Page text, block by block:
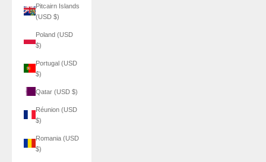
Pitcairn Islands
(USD $)
Poland (USD
$)
Portugal (USD
$)
Qatar (USD $)
Réunion (USD
$)
Romania (USD
$)